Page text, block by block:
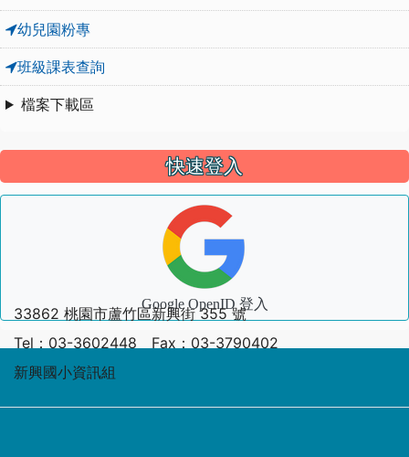
幼兒園粉專
班級課表查詢
檔案下載區
快速登入
Google OpenID 登入
33862 桃園市蘆竹區新興街 355 號
Tel：03-3602448 Fax：03-3790402
新興國小資訊組